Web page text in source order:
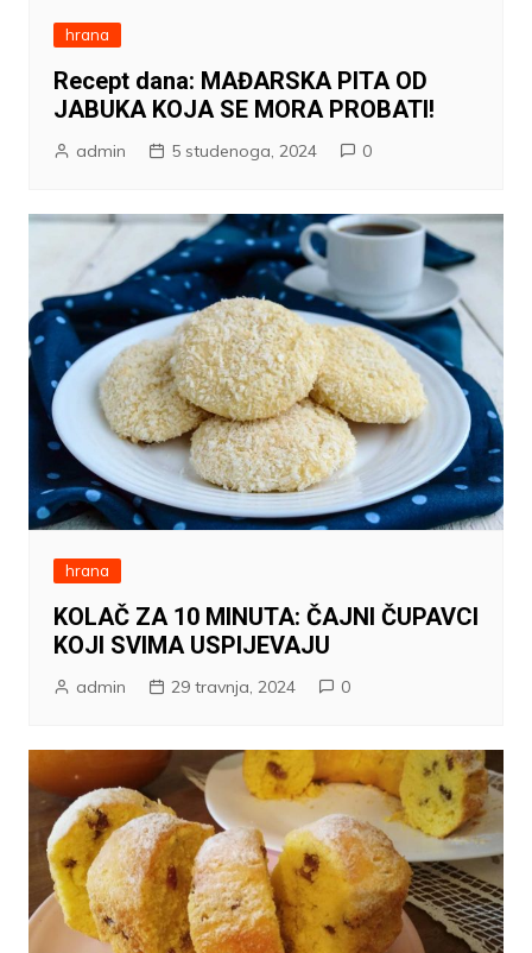
hrana
Recept dana: MAĐARSKA PITA OD
JABUKA KOJA SE MORA PROBATI!
admin 5 studenoga, 2024 0
hrana
KOLAČ ZA 10 MINUTA: ČAJNI ČUPAVCI
KOJI SVIMA USPIJEVAJU
admin 29 travnja, 2024 0